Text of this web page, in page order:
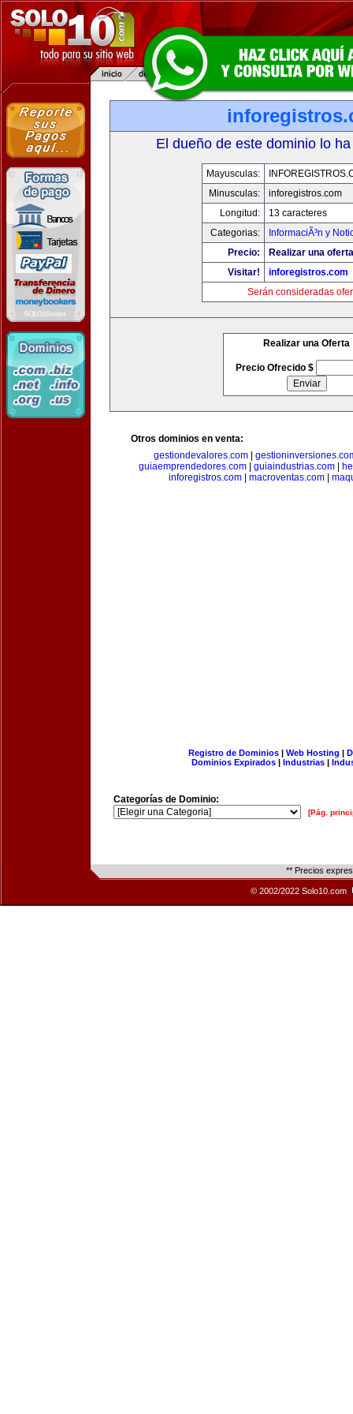
El dueño de este dominio lo
Mayusculas:
Minusculas:
inforegistros.com
Longitud:
13 caracteres
Categorias:
InformaciÃ³n y
Precio:
Realizar una
Visitar!
inforegistros.com
Serán consideradas
Realizar una Oferta
Precio Ofrecido $
Otros dominios en venta:
gestiondevalores.com|
guiaemprendedores.com
guiaindustrias.com
inforegistros.com| macroventas.com|
Registro de Dominios| Web Hosting |
Dominios Expirados | Industrias |
Categorías de Dominio:
[Pág.
** Precios
© 2002/2022 Solo10.com